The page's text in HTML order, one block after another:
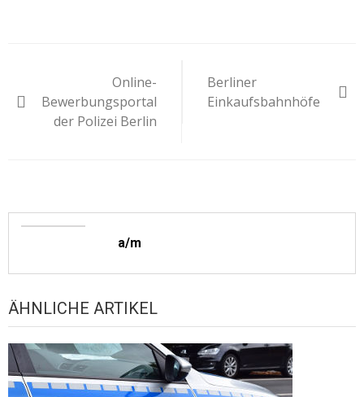
Online-
Bewerbungsportal
der Polizei Berlin
Berliner
Einkaufsbahnhöfe
a/m
ÄHNLICHE ARTIKEL